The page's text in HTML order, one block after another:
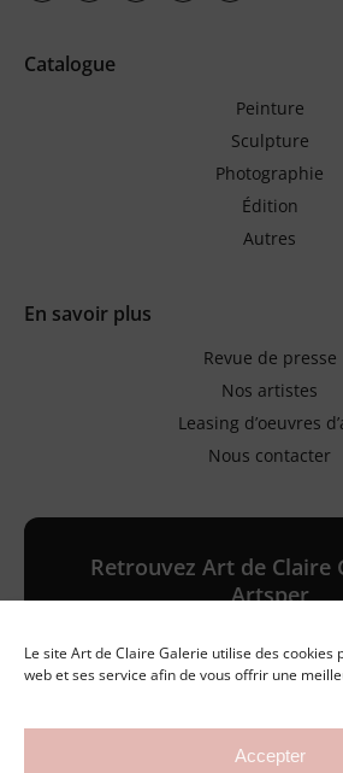
Le site Art de Claire Galerie utilise des cookies
web et ses service afin de vous offrir une
Accepter
Catalogue
Peinture
Sculpture
Photographie
Édition
Autres
En savoir plus
Revue de presse
Nos artistes
Leasing d’oeuvres
Nous contacter
Retrouvez Art de Claire
Artsper
Galerie en ligne